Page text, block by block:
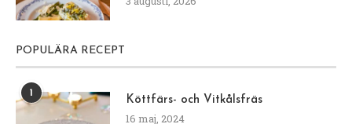
POPULÄRA RECEPT
Köttfärs- och Vitkålsfräs
16 maj, 2024